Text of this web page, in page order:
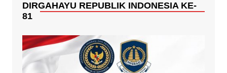
DIRGAHAYU REPUBLIK INDONESIA KE-
81